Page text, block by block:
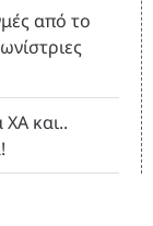
από το
ΧΑ και..